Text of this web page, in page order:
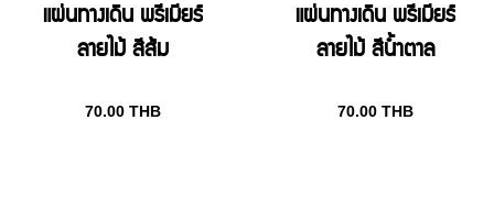
แผ่นทางเดิน พรีเมียร์
ลายไม้ สีส้ม
70.00 THB
แผ่นทางเดิน พรีเมียร์
ลายไม้ สีน้ำตาล
70.00 THB